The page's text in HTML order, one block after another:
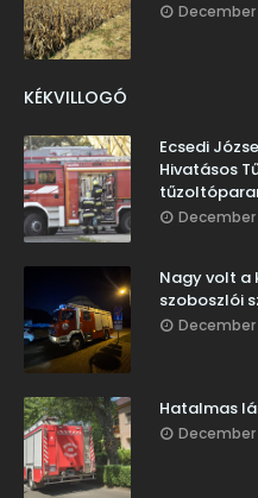
December
KÉKVILLOGÓ
Ecsedi
Hivatásos
December
Nagy volt a
szoboszlói
December
Hatalmas
December